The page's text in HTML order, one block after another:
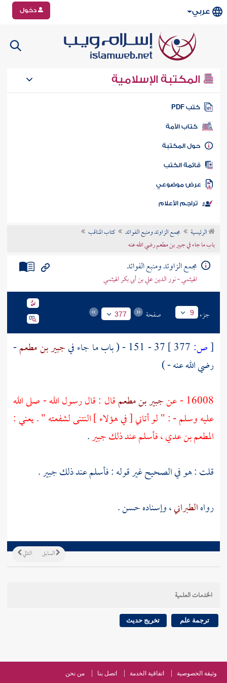
عربي دخول
المكتبة الإسلامية
كتب PDF
كتاب الأمة
المكتبة
الكتب
موضوعي
تراجم الأعلام
الرئيسية مجمع الزاوئد ومنبع الفوائد
كتاب المناقب
باب ما جاء في جبير بن مطعم رضي الله عنه
مجمع الزاوئد ومنبع الفوائد
الهيثمي - نور الدين علي بن أبي بكر الهيثمي
جزء 9 صفحة 377
[ص: 37 - 151 - ( باب ما جاء في جبير بن مطعم-
رضي الله عنه - )
16008 - عن
جبير بن مطعمقال : قال رسول الله - صلى الله
عليه وسلم - : " لو أتاني [ في هؤلاء ] النتنى لشفعته " . يعني :
المطعم بن عدي، فأسلم عند ذلكجبير.
قلت : هو في الصحيح غير قوله : فأسلم عند ذلك جبير .
رواهالطبراني، وإسناده حسن .
التالي السابق
الخدمات العلمية
ترجمة علم تخريج حديث
وثيقة الخصوصية اتفاقية الخدمة اتصل بنا من نحن